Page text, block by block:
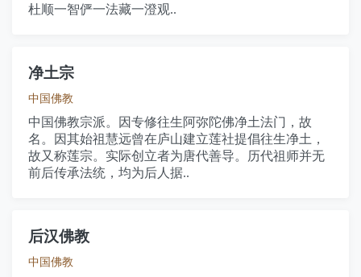
杜顺一智俨一法藏一澄观..
净土宗
中国佛教
中国佛教宗派。因专修往生阿弥陀佛净土法门，故
名。因其始祖慧远曾在庐山建立莲社提倡往生净土，
故又称莲宗。实际创立者为唐代善导。历代祖师并无
前后传承法统，均为后人据..
后汉佛教
中国佛教